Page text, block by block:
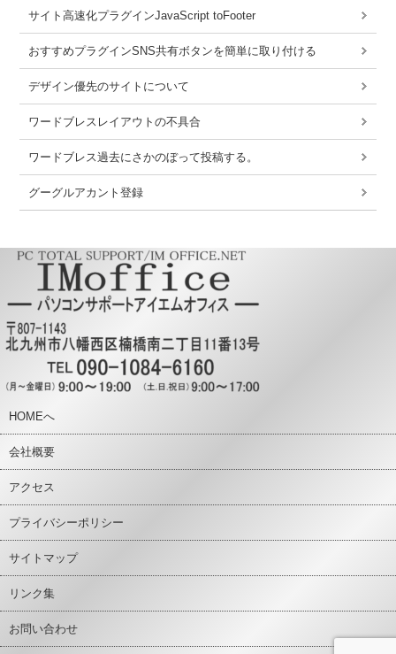
サイト高速化プラグインJavaScript toFooter
おすすめプラグインSNS共有ボタンを簡単に取り付ける
デザイン優先のサイトについて
ワードブレスレイアウトの不具合
ワードブレス過去にさかのぼって投稿する。
グーグルアカント登録
HOMEへ
会社概要
アクセス
プライバシーポリシー
サイトマップ
リンク集
お問い合わせ